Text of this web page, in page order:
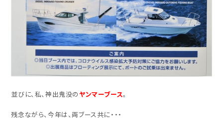
並びに、私、神出鬼没のヤンマーブース。
残念ながら、今年は、両ブース共に・・・